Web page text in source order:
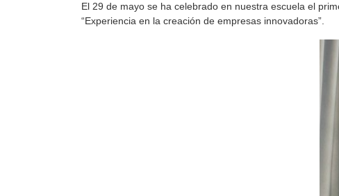
El 29 de mayo se ha celebrado en nuestra escuela el
“Experiencia en la creación de empresas innovadoras”.